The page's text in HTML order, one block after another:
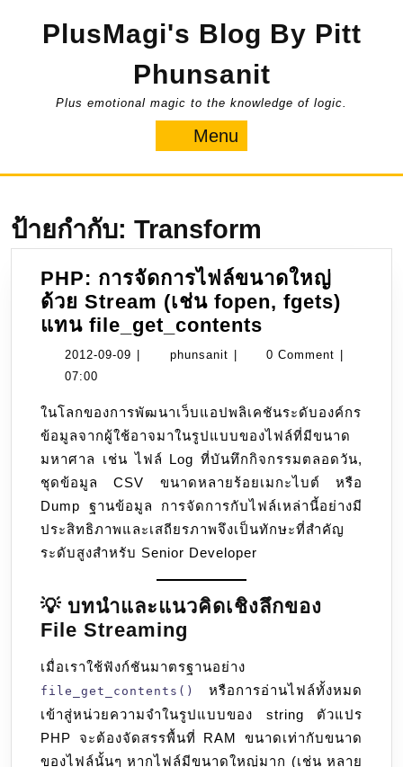
PlusMagi's Blog By Pitt
Phunsanit
Plus emotional magic to the knowledge of logic.
Menu
ป้ายกำกับ: Transform
PHP: การจัดการไฟล์ขนาดใหญ่
ด้วย Stream (เช่น fopen, fgets)
แทน file_get_contents
การ
ขนาด
ใหญ่
ด้วย
Stream
(เช่น
fopen,
2012-09-09 2012- phunsanit phunsanit0 Comment
07:00
ในโลกของการพัฒนาเว็บแอปพลิเคชันระดับองค์กร
ข้อมูลจากผู้ใช้อาจมาในรูปแบบของไฟล์ที่มีขนาด
มหาศาล เช่น ไฟล์ Log ที่บันทึกกิจกรรมตลอดวัน,
ชุดข้อมูล CSV ขนาดหลายร้อยเมกะไบต์ หรือ
Dump ฐานข้อมูล การจัดการกับไฟล์เหล่านี้อย่างมี
ประสิทธิภาพและเสถียรภาพจึงเป็นทักษะที่สำคัญ
ระดับสูงสำหรับ Senior Developer
💡 บทนำและแนวคิดเชิงลึกของ
File Streaming
เมื่อเราใช้ฟังก์ชันมาตรฐานอย่าง
file_get_contents()
หรือการอ่านไฟล์ทั้งหมด
เข้าสู่หน่วยความจำในรูปแบบของ string ตัวแปร
PHP จะต้องจัดสรรพื้นที่ RAM ขนาดเท่ากับขนาด
ของไฟล์นั้นๆ หากไฟล์มีขนาดใหญ่มาก (เช่น หลาย